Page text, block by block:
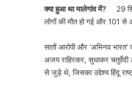
क्या हुआ था मालेगांव में? 29
लोगों की मौत हो गई और 101
सातों आरोपी और ‘अभिनव
अजय राहिरकर, सुधाकर चतुर्वेदी
से जुड़े थे, जिसका उद्देश्य हिंदू